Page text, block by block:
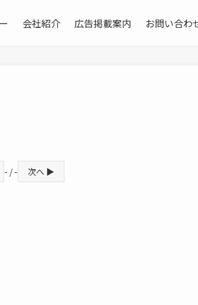
会社紹介 広告掲載案内 お問い合わ
- / - 次へ ▶